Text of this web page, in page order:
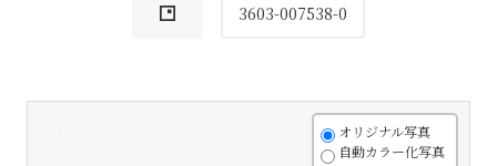
3603-007538-0
オリジナル写真
自動カラー化写真